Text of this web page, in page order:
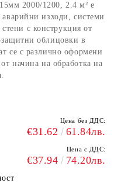
2000/1200, 2.4 м² е
аварийни изходи, системи
с конструкция от
облицовки в
се с различно оформени
начина на обработка на
Цена без ДДС:
€31.62 61.84лв.
Цена с ДДС:
€37.94 74.20лв.